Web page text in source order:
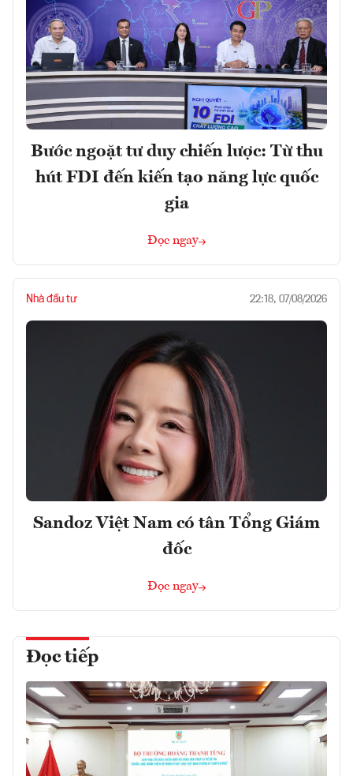
Bước ngoặt tư duy chiến lược: Từ thu
hút FDI đến kiến tạo năng lực quốc
gia
Đọc ngay
Nhà đầu tư 22:18, 07/08/2026
Sandoz Việt Nam có tân Tổng Giám
đốc
Đọc ngay
Đọc tiếp